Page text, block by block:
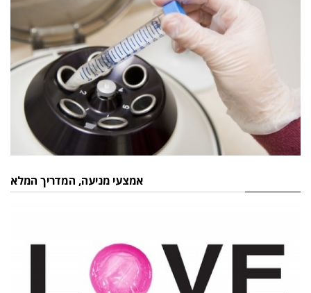
אמצעי מניעה, המדריך המלא